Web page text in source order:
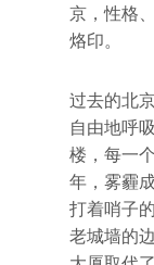
京，性格
烙印。
过去的北
自由地呼
楼，每一
年，雾霾
打着哨子
老城墙的